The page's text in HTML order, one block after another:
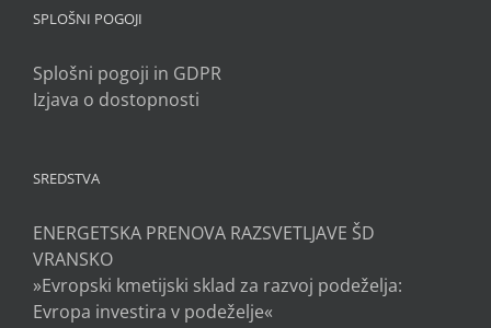
SPLOŠNI POGOJI
Splošni pogoji in GDPR
Izjava o dostopnosti
SREDSTVA
ENERGETSKA PRENOVA RAZSVETLJAVE ŠD
VRANSKO
»Evropski kmetijski sklad za razvoj podeželja:
Evropa investira v podeželje«